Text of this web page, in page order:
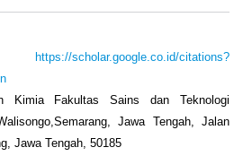
https://scholar.google.co.id/citations?
Kimia Fakultas Sains dan Teknologi
Jawa Tengah, Jalan
Jawa Tengah, 50185